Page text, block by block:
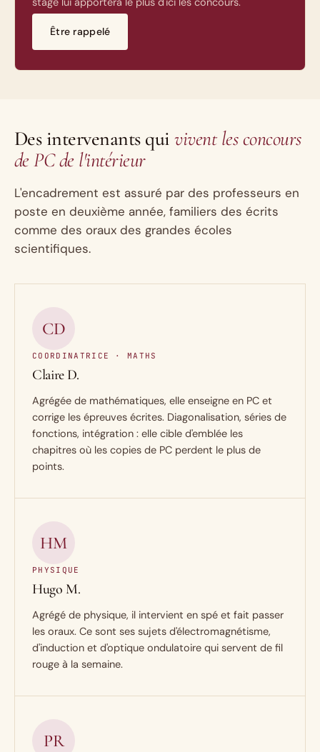
Être rappelé
Des intervenants quivivent les concours
de PC de l'intérieur
L'encadrement est assuré par des professeurs en
poste en deuxième année, familiers des écrits
comme des oraux des grandes écoles
scientifiques.
CD
COORDINATRICE · MATHS
Claire D.
Agrégée de mathématiques, elle enseigne en PC et
corrige les épreuves écrites. Diagonalisation, séries de
fonctions, intégration : elle cible d'emblée les
chapitres où les copies de PC perdent le plus de
points.
HM
PHYSIQUE
Hugo M.
Agrégé de physique, il intervient en spé et fait passer
les oraux. Ce sont ses sujets d'électromagnétisme,
d'induction et d'optique ondulatoire qui servent de fil
rouge à la semaine.
PR